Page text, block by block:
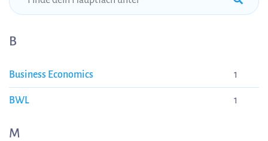
B
Business Economics 1
BWL 1
M